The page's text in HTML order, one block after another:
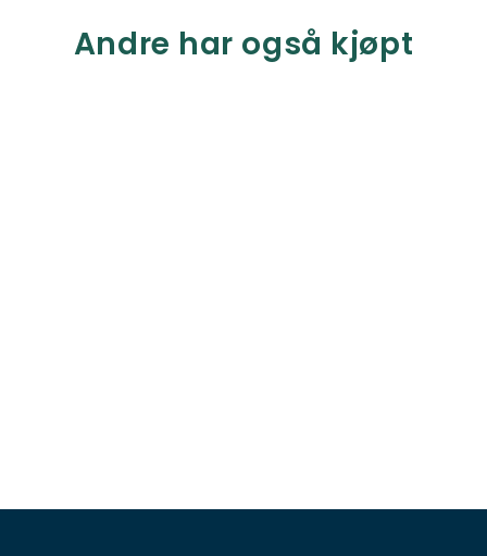
Andre har også kjøpt